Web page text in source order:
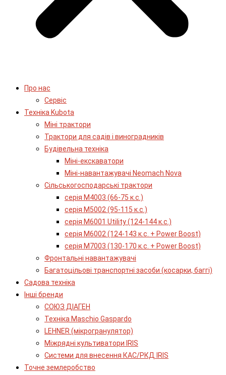
Про нас
Сервіс
Технiка Kubota
Міні трактори
Трактори для садів і виноградників
Будівельна техніка
Міні-екскаватори
Міні-навантажувачі Neomach Nova
Сільськогосподарські трактори
серія М4003 (66-75 к.с.)
серія М5002 (95-115 к.с.)
серія M6001 Utility (124-144 к.с.)
серія М6002 (124-143 к.с. + Power Boost)
серія М7003 (130-170 к.с. + Power Boost)
Фронтальні навантажувачі
Багатоцільові транспортні засоби (косарки, баггі)
Садова техніка
Інші бренди
СОЮЗ ДІАГЕН
Техніка Maschio Gaspardo
LEHNER (мікрогранулятор)
Міжрядні культиватори IRIS
Системи для внесення КАС/РКД IRIS
Точне землеробство